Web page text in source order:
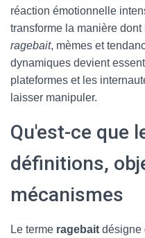
réaction émotionnelle
transforme la manière
ragebait, mèmes et
dynamiques devient
plateformes et les
laisser manipuler.
Qu'est-ce que
définitions,
mécanismes
Le terme ragebait désigne